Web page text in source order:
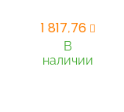
1 817,76
В
наличии